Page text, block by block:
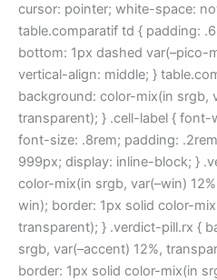
cursor: pointer; white-space:
table.comparatif td { padding:
bottom: 1px dashed var(–pico-
vertical-align: middle; }
background: color-mix(in srgb,
transparent); } .cell-label {
font-size: .8rem; padding:
999px; display: inline-block; }
color-mix(in srgb, var(–win)
win); border: 1px solid color-
transparent); } .verdict-pill.rx {
srgb, var(–accent) 12%,
border: 1px solid color-mix(in